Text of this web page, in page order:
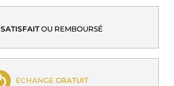
SATISFAITOU REMBOURSÉ
ECHANGE GRATUIT